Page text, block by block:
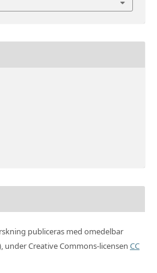
publiceras med omedelbar
under Creative Commons-licensen CC